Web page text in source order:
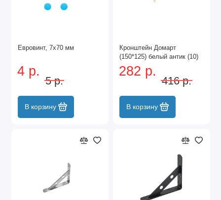
Евровинт, 7х70 мм
4 р.
5 р.
В корзину
Кронштейн Домарт
(150*125) белый антик (10)
282 р.
416 р.
В корзину